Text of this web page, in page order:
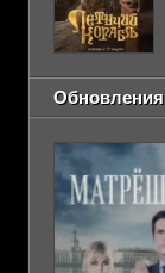
Обновления